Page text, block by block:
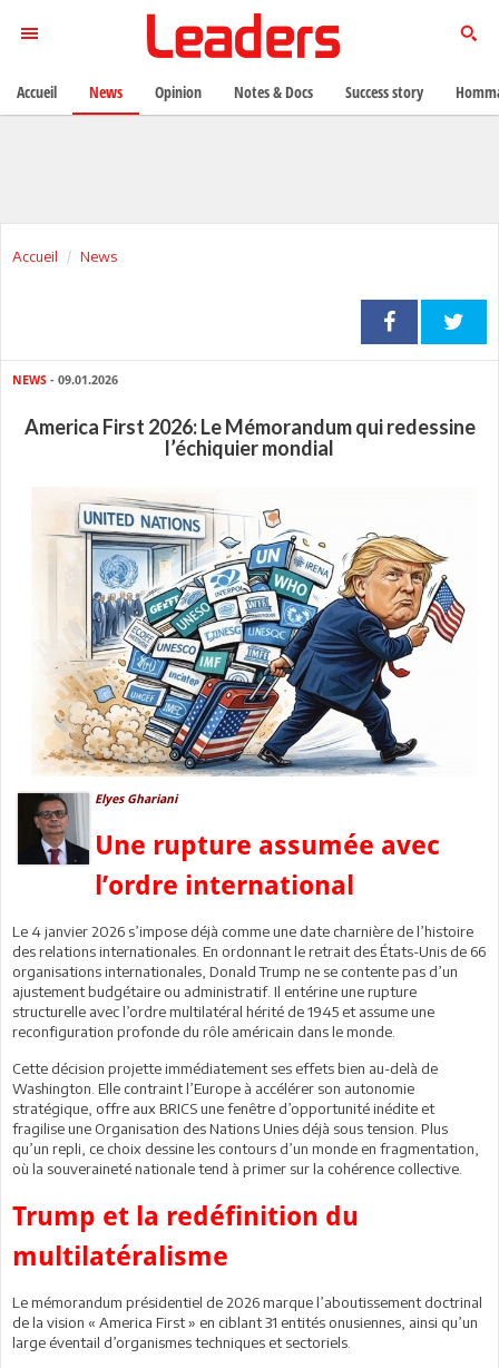
Accueil News
NEWS - 09.01.2026
America First 2026: Le Mémorandum qui redessine
l’échiquier mondial
Elyes Ghariani
Une rupture assumée avec
l’ordre international
Le 4 janvier 2026 s’impose déjà comme une date charnière de l’histoire
des relations internationales. En ordonnant le retrait des États-Unis de 66
organisations internationales, Donald Trump ne se contente pas d’un
ajustement budgétaire ou administratif. Il entérine une rupture
structurelle avec l’ordre multilatéral hérité de 1945 et assume une
reconfiguration profonde du rôle américain dans le monde.
Cette décision projette immédiatement ses effets bien au-delà de
Washington. Elle contraint l’Europe à accélérer son autonomie
stratégique, offre aux BRICS une fenêtre d’opportunité inédite et
fragilise une Organisation des Nations Unies déjà sous tension. Plus
qu’un repli, ce choix dessine les contours d’un monde en fragmentation,
où la souveraineté nationale tend à primer sur la cohérence collective.
Trump et la redéfinition du
multilatéralisme
Le mémorandum présidentiel de 2026 marque l’aboutissement doctrinal
de la vision « America First » en ciblant 31 entités onusiennes, ainsi qu’un
large éventail d’organismes techniques et sectoriels.
Accueil News Opinion Notes & Docs Success story